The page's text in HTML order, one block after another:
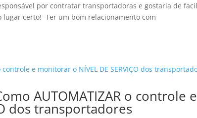
por contratar transportadoras e gostaria de
certo! Ter um bom relacionamento com
AUTOMATIZAR o controle e
dos transportadores